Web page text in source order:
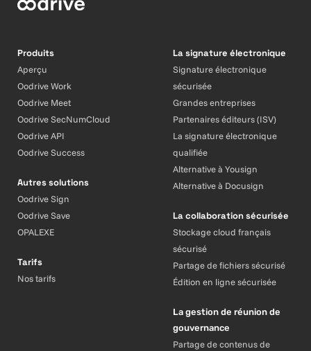
Produits
Aperçu
Oodrive Work
Oodrive Meet
Oodrive SecNumCloud
Oodrive API
Oodrive Success
Autres solutions
Oodrive Sign
Oodrive Save
OPALEXE
Tarifs
Nos tarifs
La signature électronique
Signature électronique
sécurisée
Grandes entreprises
Partenaires éditeurs (ISV)
La signature électronique
qualifiée
Alternative à Yousign
Alternative à Docusign
La collaboration sécurisée
Stockage cloud français
sécurisé
Partage de fichiers sécurisé
Édition en ligne sécurisée
La gestion de réunion de
gouvernance
Partage de contenus de